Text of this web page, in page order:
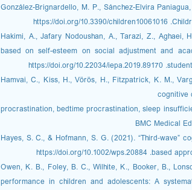
González-Brignardello, M. P., Sánchez-Elvira
Hakimi, A., Jafary Nodoushan, A., Tarazi, Z.,
based on self-esteem on social adjustment and
students
Hamvai, C., Kiss, H., Vörös, H., Fitzpatrick, K. M.,
cognitive
procrastination, bedtime procrastination, sleep
BMC Medical
Hayes, S. C., & Hofmann, S. G. (2021). “Third‐wave”
based
Owen, K. B., Foley, B. C., Wilhite, K., Booker, B.,
performance in children and adolescents: A